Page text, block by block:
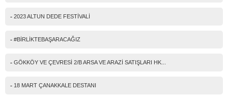
- 2023 ALTUN DEDE FESTİVALİ
- #BİRLİKTEBAŞARACAĞIZ
- GÖKKÖY VE ÇEVRESİ 2/B ARSA VE ARAZİ SATIŞLARI HK...
- 18 MART ÇANAKKALE DESTANI